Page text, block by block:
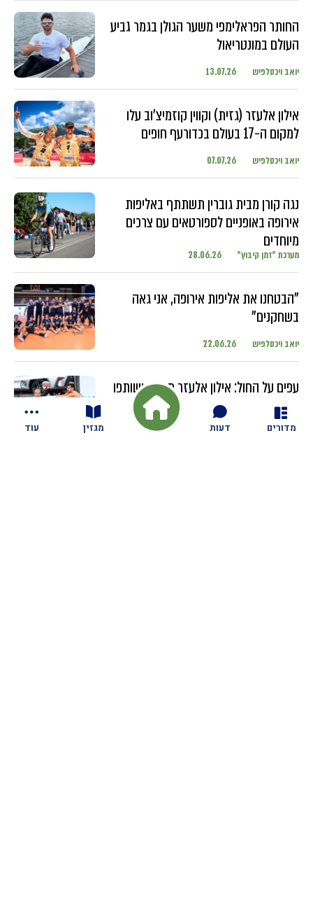
מדורים דעות מגזין עוד
החותר הפראלימפי משער הגולן בגמר גביע
העולם במונטריאול
יואב ויכסלפיש 13.07.26
אילון אלעזר (גזית) וקווין קוזמיצ'וב עלו
למקום ה-17 בעולם בכדורעף חופים
יואב ויכסלפיש 07.07.26
נגה קורן מבית גוברין תשתתף באליפות
אירופה באופניים לספורטאים עם צרכים
מיוחדים
מערכת "זמן קיבוץ" 28.06.26
"הבטחנו את אליפות אירופה, אני גאה
בשחקנים"
יואב ויכסלפיש 22.06.26
עפים על החול: אילון אלעזר מגזית ושותפו
מתחרים בטורנירים ברחבי העולם עם
השחקנים הבכירים